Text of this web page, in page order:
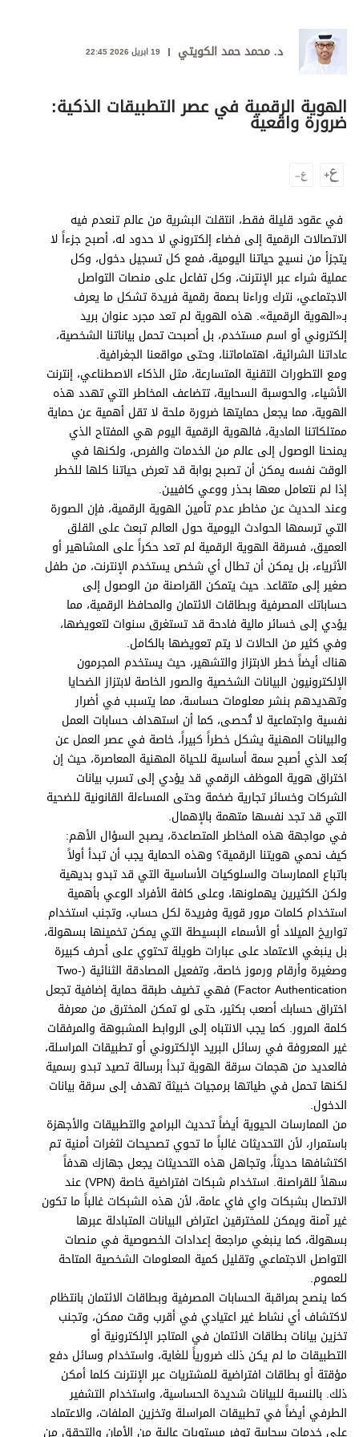
الترفيه
التعليم والمعرفة
الذكاء الاصطناعي
تغطيات
بودكاست
إنفوجراف
قصة صورة
كاريكتير
برامج
عدد اليوم
مواقيت الصلاة
الأحوال الجوية
د. محمد حمد الكويتي 19 ابريل 2026 22:45
الهوية الرقمية في عصر التطبيقات الذكية:
ضرورة واقعية
في عقود قليلة فقط، انتقلت البشرية من عالم تنعدم فيه
الاتصالات الرقمية إلى فضاء إلكتروني لا حدود له، أصبح جزءاً لا
يتجزأ من نسيج حياتنا اليومية، فمع كل تسجيل دخول، وكل
عملية شراء عبر الإنترنت، وكل تفاعل على منصات التواصل
الاجتماعي، نترك وراءنا بصمة رقمية فريدة تشكل ما يعرف
بـ«الهوية الرقمية». هذه الهوية لم تعد مجرد عنوان بريد
إلكتروني أو اسم مستخدم، بل أصبحت تحمل بياناتنا الشخصية،
عاداتنا الشرائية، اهتماماتنا، وحتى مواقعنا الجغرافية.
ومع التطورات التقنية المتسارعة، مثل الذكاء الاصطناعي، إنترنت
الأشياء، والحوسبة السحابية، تتضاعف المخاطر التي تهدد هذه
الهوية، مما يجعل حمايتها ضرورة ملحة لا تقل أهمية عن حماية
ممتلكاتنا المادية، فالهوية الرقمية اليوم هي المفتاح الذي
يمنحنا الوصول إلى عالم من الخدمات والفرص، ولكنها في
الوقت نفسه يمكن أن تصبح بوابة قد تعرض حياتنا كلها للخطر
إذا لم نتعامل معها بحذر ووعي كافيين.
وعند الحديث عن مخاطر عدم تأمين الهوية الرقمية، فإن الصورة
التي ترسمها الحوادث اليومية حول العالم تبعث على القلق
العميق، فسرقة الهوية الرقمية لم تعد حكراً على المشاهير أو
الأثرياء، بل يمكن أن تطال أي شخص يستخدم الإنترنت، من طفل
صغير إلى متقاعد. حيث يتمكن القراصنة من الوصول إلى
حساباتك المصرفية وبطاقات الائتمان والمحافظ الرقمية، مما
يؤدي إلى خسائر مالية فادحة قد تستغرق سنوات لتعويضها،
وفي كثير من الحالات لا يتم تعويضها بالكامل.
هناك أيضاً خطر الابتزاز والتشهير، حيث يستخدم المجرمون
الإلكترونيون البيانات الشخصية والصور الخاصة لابتزاز الضحايا
وتهديدهم بنشر معلومات حساسة، مما يتسبب في أضرار
نفسية واجتماعية لا تُحصى، كما أن استهداف حسابات العمل
والبيانات المهنية يشكل خطراً كبيراً، خاصة في عصر العمل عن
بُعد الذي أصبح سمة أساسية للحياة المهنية المعاصرة، حيث إن
اختراق هوية الموظف الرقمي قد يؤدي إلى تسرب بيانات
الشركات وخسائر تجارية ضخمة وحتى المساءلة القانونية للضحية
التي قد تجد نفسها متهمة بالإهمال.
في مواجهة هذه المخاطر المتصاعدة، يصبح السؤال الأهم:
كيف نحمي هويتنا الرقمية؟ وهذه الحماية يجب أن تبدأ أولاً
باتباع الممارسات والسلوكيات الأساسية التي قد تبدو بديهية
ولكن الكثيرين يهملونها، وعلى كافة الأفراد الوعي بأهمية
استخدام كلمات مرور قوية وفريدة لكل حساب، وتجنب استخدام
تواريخ الميلاد أو الأسماء البسيطة التي يمكن تخمينها بسهولة،
بل ينبغي الاعتماد على عبارات طويلة تحتوي على أحرف كبيرة
وصغيرة وأرقام ورموز خاصة، وتفعيل المصادقة الثنائية (Two-
Factor Authentication) فهي تضيف طبقة حماية إضافية تجعل
اختراق حسابك أصعب بكثير، حتى لو تمكن المخترق من معرفة
كلمة المرور. كما يجب الانتباه إلى الروابط المشبوهة والمرفقات
غير المعروفة في رسائل البريد الإلكتروني أو تطبيقات المراسلة،
فالعديد من هجمات سرقة الهوية تبدأ برسالة تصيد تبدو رسمية
لكنها تحمل في طياتها برمجيات خبيثة تهدف إلى سرقة بيانات
الدخول.
من الممارسات الحيوية أيضاً تحديث البرامج والتطبيقات والأجهزة
باستمرار، لأن التحديثات غالباً ما تحوي تصحيحات لثغرات أمنية تم
اكتشافها حديثاً، وتجاهل هذه التحديثات يجعل جهازك هدفاً
سهلاً للقراصنة. استخدام شبكات افتراضية خاصة (VPN) عند
الاتصال بشبكات واي فاي عامة، لأن هذه الشبكات غالباً ما تكون
غير آمنة ويمكن للمخترقين اعتراض البيانات المتبادلة عبرها
بسهولة، كما ينبغي مراجعة إعدادات الخصوصية في منصات
التواصل الاجتماعي وتقليل كمية المعلومات الشخصية المتاحة
للعموم.
كما ينصح بمراقبة الحسابات المصرفية وبطاقات الائتمان بانتظام
لاكتشاف أي نشاط غير اعتيادي في أقرب وقت ممكن، وتجنب
تخزين بيانات بطاقات الائتمان في المتاجر الإلكترونية أو
التطبيقات ما لم يكن ذلك ضرورياً للغاية، واستخدام وسائل دفع
مؤقتة أو بطاقات افتراضية للمشتريات عبر الإنترنت كلما أمكن
ذلك. بالنسبة للبيانات شديدة الحساسية، واستخدام التشفير
الطرفي أيضاً في تطبيقات المراسلة وتخزين الملفات، والاعتماد